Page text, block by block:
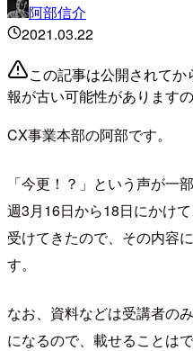
阿部信介
2021.03.22
この記事は公開されて
報が古い可能性があります
CX事業本部の阿部です。
「今更！？」という声が一
週3月16日から18日にかけ
受けてきたので、その内容
す。
なお、資料などは受講者の
になるので、載せることは